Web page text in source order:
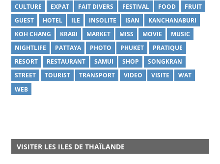
CULTURE
EXPAT FAIT DIVERS FESTIVAL FOOD
FRUIT
GUEST
HOTEL ILE INSOLITE ISAN
KANCHANABURI
KOH CHANG
KRABI MARKET MISS MOVIE
MUSIC
NIGHTLIFE
PATTAYA PHOTO PHUKET
PRATIQUE
RESORT
RESTAURANT SAMUI SHOP
SONGKRAN
STREET
TOURIST TRANSPORT VIDEO VISITE
WAT
WEB
VISITER LES ILES DE THAÏLANDE